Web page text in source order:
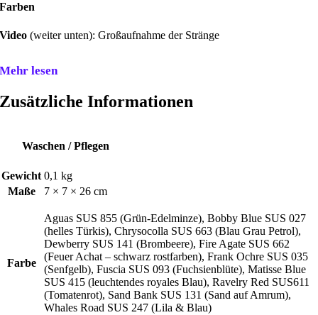
Farben
Video (weiter unten): Großaufnahme der Stränge
Mehr lesen
Zusätzliche Informationen
Waschen / Pflegen
Gewicht 0,1 kg
Maße
7 × 7 × 26 cm
Farbe
Aguas SUS 855 (Grün-Edelminze), Bobby Blue SUS 027
(helles Türkis), Chrysocolla SUS 663 (Blau Grau Petrol),
Dewberry SUS 141 (Brombeere), Fire Agate SUS 662
(Feuer Achat – schwarz rostfarben), Frank Ochre SUS 035
(Senfgelb), Fuscia SUS 093 (Fuchsienblüte), Matisse Blue
SUS 415 (leuchtendes royales Blau), Ravelry Red SUS611
(Tomatenrot), Sand Bank SUS 131 (Sand auf Amrum),
Whales Road SUS 247 (Lila & Blau)